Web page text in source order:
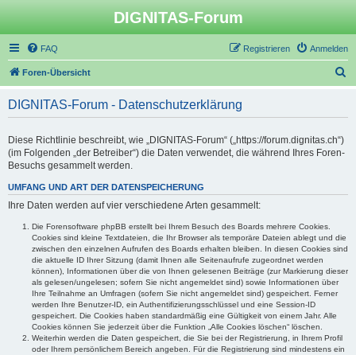
DIGNITAS-Forum
FAQ Anmelden
Registrieren
Foren-Übersicht
DIGNITAS-Forum - Datenschutzerklärung
Diese Richtlinie beschreibt, wie „DIGNITAS-Forum“ („https://forum.dignitas.ch“)
(im Folgenden „der Betreiber“) die Daten verwendet, die während Ihres Foren-
Besuchs gesammelt werden.
UMFANG UND ART DER DATENSPEICHERUNG
Ihre Daten werden auf vier verschiedene Arten gesammelt:
Die Forensoftware phpBB erstellt bei Ihrem Besuch des Boards mehrere Cookies.
Cookies sind kleine Textdateien, die Ihr Browser als temporäre Dateien ablegt und die
zwischen den einzelnen Aufrufen des Boards erhalten bleiben. In diesen Cookies sind
die aktuelle ID Ihrer Sitzung (damit Ihnen alle Seitenaufrufe zugeordnet werden
können), Informationen über die von Ihnen gelesenen Beiträge (zur Markierung dieser
als gelesen/ungelesen; sofern Sie nicht angemeldet sind) sowie Informationen über
Ihre Teilnahme an Umfragen (sofern Sie nicht angemeldet sind) gespeichert. Ferner
werden Ihre Benutzer-ID, ein Authentifizierungsschlüssel und eine Session-ID
gespeichert. Die Cookies haben standardmäßig eine Gültigkeit von einem Jahr. Alle
Cookies können Sie jederzeit über die Funktion „Alle Cookies löschen“ löschen.
Weiterhin werden die Daten gespeichert, die Sie bei der Registrierung, in Ihrem Profil
oder Ihrem persönlichem Bereich angeben. Für die Registrierung sind mindestens ein